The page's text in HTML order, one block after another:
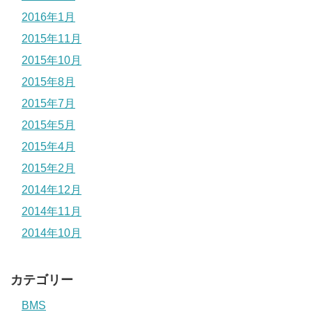
2016年1月
2015年11月
2015年10月
2015年8月
2015年7月
2015年5月
2015年4月
2015年2月
2014年12月
2014年11月
2014年10月
カテゴリー
BMS